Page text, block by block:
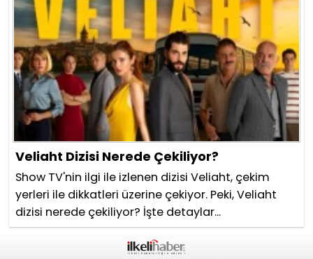
Veliaht Dizisi Nerede Çekiliyor?
Show TV'nin ilgi ile izlenen dizisi Veliaht, çekim
yerleri ile dikkatleri üzerine çekiyor. Peki, Veliaht
dizisi nerede çekiliyor? İşte detaylar...